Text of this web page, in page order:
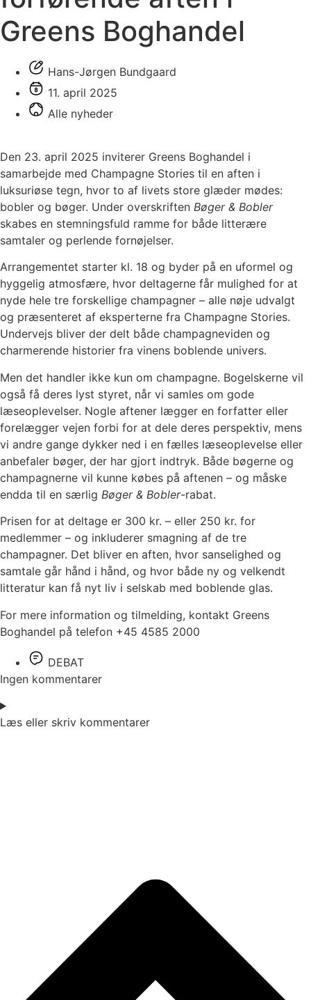
Greens Boghandel
Hans-Jørgen Bundgaard
11. april 2025
Alle nyheder
Den 23. april 2025 inviterer Greens Boghandel i
samarbejde med Champagne Stories til en aften i
luksuriøse tegn, hvor to af livets store glæder mødes:
bobler og bøger. Under overskriften Bøger & Bobler
skabes en stemningsfuld ramme for både litterære
samtaler og perlende fornøjelser.
Arrangementet starter kl. 18 og byder på en uformel og
hyggelig atmosfære, hvor deltagerne får mulighed for at
nyde hele tre forskellige champagner – alle nøje udvalgt
og præsenteret af eksperterne fra Champagne Stories.
Undervejs bliver der delt både champagneviden og
charmerende historier fra vinens boblende univers.
Men det handler ikke kun om champagne. Bogelskerne vil
også få deres lyst styret, når vi samles om gode
læseoplevelser. Nogle aftener lægger en forfatter eller
forelægger vejen forbi for at dele deres perspektiv, mens
vi andre gange dykker ned i en fælles læseoplevelse eller
anbefaler bøger, der har gjort indtryk. Både bøgerne og
champagnerne vil kunne købes på aftenen – og måske
endda til en særlig Bøger & Bobler-rabat.
Prisen for at deltage er 300 kr. – eller 250 kr. for
medlemmer – og inkluderer smagning af de tre
champagner. Det bliver en aften, hvor sanselighed og
samtale går hånd i hånd, og hvor både ny og velkendt
litteratur kan få nyt liv i selskab med boblende glas.
For mere information og tilmelding, kontakt Greens
Boghandel på telefon +45 4585 2000
DEBAT
Ingen kommentarer
Læs eller skriv kommentarer